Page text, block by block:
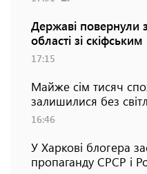
Державі повернули
області зі
17:15
Майже сім тисяч
залишилися без
16:46
У Харкові блогера
пропаганду СРСР і